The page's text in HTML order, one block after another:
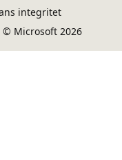
integritet
© Microsoft 2026